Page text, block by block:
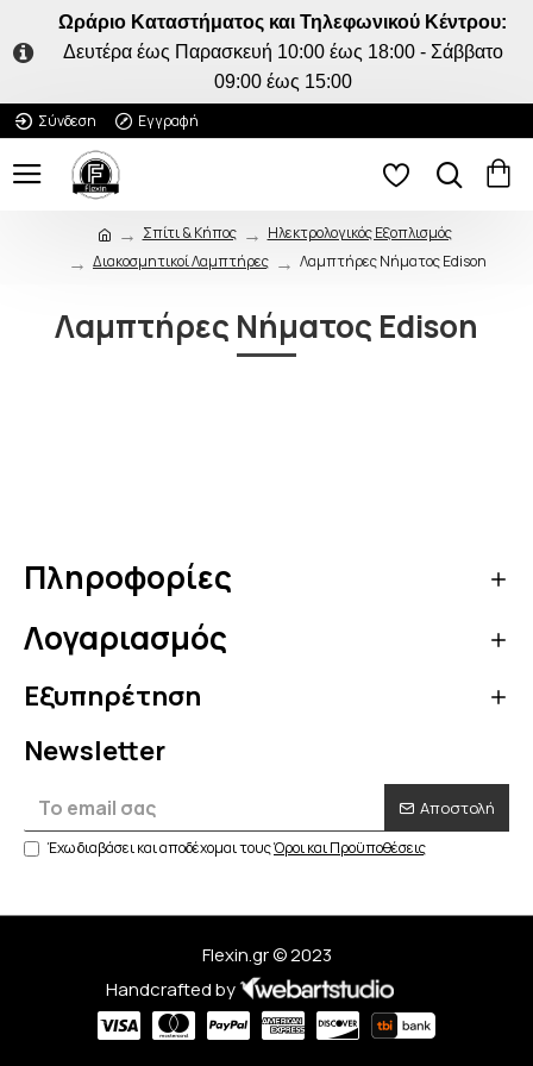
ΠΟΥ ΠΑΣ;
Κάνε τώρα την αγορά σου!
Ωράριο Καταστήματος και Τηλεφωνικού Κέντρου:
Δευτέρα έως Παρασκευή 10:00 έως 18:00 - Σάββατο
09:00 έως 15:00
Σύνδεση
Εγγραφή
Σπίτι & Κήπος
Ηλεκτρολογικός Εξοπλισμός
Διακοσμητικοί Λαμπτήρες
Λαμπτήρες Νήματος Edison
Λαμπτήρες Νήματος Edison
Πληροφορίες
Λογαριασμός
Εξυπηρέτηση
Newsletter
Αποστολή
Έχω διαβάσει και αποδέχομαι τουςΌροι και Προϋποθέσεις
Flexin.gr © 2023
Handcrafted by